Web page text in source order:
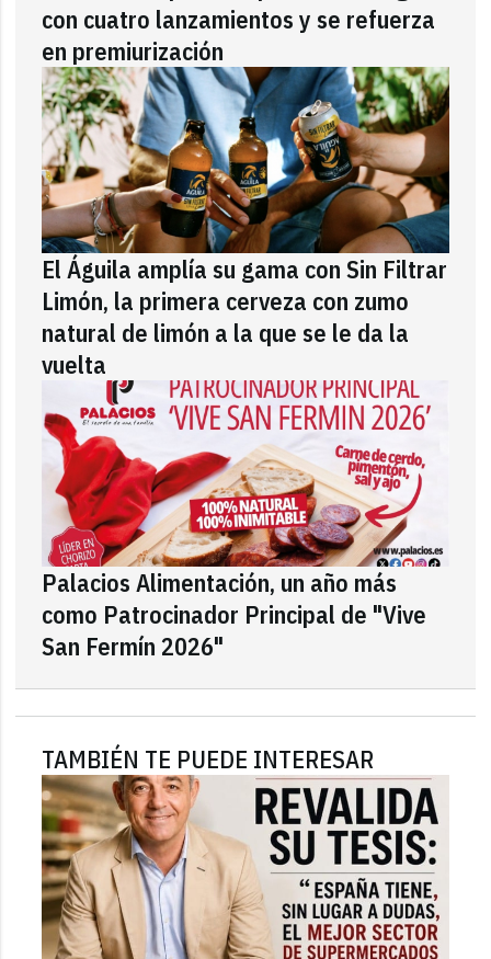
con cuatro lanzamientos y se refuerza
en premiurización
El Águila amplía su gama con Sin Filtrar
Limón, la primera cerveza con zumo
natural de limón a la que se le da la
vuelta
Palacios Alimentación, un año más
como Patrocinador Principal de "Vive
San Fermín 2026"
TAMBIÉN TE PUEDE INTERESAR